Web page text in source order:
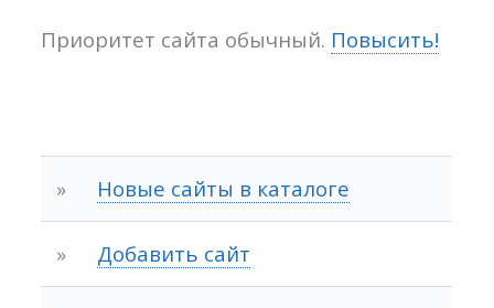
Приоритет сайта обычный. Повысить!
» Новые сайты в каталоге
» Добавить сайт